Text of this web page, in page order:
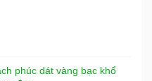
phúc dát vàng bạc khổ